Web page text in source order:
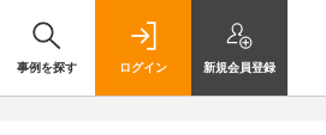
事例を探す ログイン 新規会員登録